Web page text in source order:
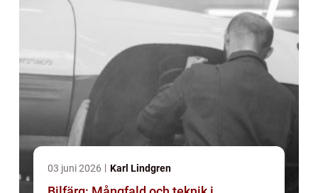
03 juni 2026 Karl Lindgren